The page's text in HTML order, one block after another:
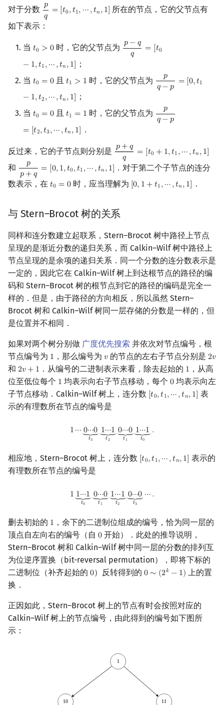
对于分数 𝑝
𝑞 = [𝑡0,𝑡1, ⋯,𝑡𝑛,1]
pq =[ t0,t1,⋯,t n,1]
所在的节点，它的父节点有
如下表示：
当 𝑡0 > 0
t0 >0 时，它的父节点为 𝑝−𝑞
𝑞
= [𝑡0
− 1,𝑡1,⋯,𝑡𝑛,1]
p−qq= [t0−1
；
当 𝑡0 = 0
t0 =0 且𝑡1 > 1
t1 >1 时，它的父节点为
𝑝
𝑞−𝑝 = [0,𝑡1
− 1,𝑡2,⋯,𝑡𝑛,1]
pq−p= [0 t1−1,
；
当 𝑡0 = 0
t0 =0 且𝑡1 = 1
t1 =1 时，它的父节点为
𝑝
𝑞−𝑝
= [𝑡2,𝑡3,⋯,𝑡𝑛,1]
pq−p=
．
反过来，它的子节点则分别是 𝑝+𝑞
𝑞
= [𝑡0 + 1,𝑡1,⋯,𝑡𝑛,1]
p+qq= [t0+1 t1 ⋯,tn ,1]
和
𝑝
𝑝+𝑞 = [0,1,𝑡0,𝑡1,⋯,𝑡𝑛,1]
pp+q= [0 1,t0,t1,⋯,t n,1 ]
．对于第二个子节点的连分
数表示，在 𝑡0 = 0
t0 =0 时，应当理解为 [0, 1 +𝑡1,⋯,𝑡𝑛,1]
[0, 1+ t1 ,⋯ ,tn,1] ．
与 Stern–Brocot 树的关系
同样和连分数建立起联系，Stern–Brocot 树中路径上节点
呈现的是渐近分数的递归关系，而 Calkin–Wilf 树中路径上
节点呈现的是余项的递归关系．同一个分数的连分数表示是
一定的，因此它在 Calkin–Wilf 树上到达根节点的路径的编
码和 Stern–Brocot 树的根节点到它的路径的编码是完全一
样的．但是，由于路径的方向相反，所以虽然 Stern–
Brocot 树和 Calkin–Wilf 树同一层存储的分数是一样的，但
是位置并不相同．
如果对两个树分别做 广度优先搜索 并依次对节点编号，根
节点编号为 1
1 ，那么编号为 𝑣
v的节点的左右子节点分别是 2𝑣
2v
和 2𝑣+ 1
2v +1 ．从编号的二进制表示来看，除去起始的 1
1 ，从高
位至低位每个 1
1 均表示向右子节点移动，每个 0
0 均表示向左
子节点移动．Calkin–Wilf 树上，连分数 [𝑡0,𝑡1,⋯,𝑡𝑛,1]
[t0,t1, ⋯ ,tn,1 ]
表
示的有理数所在节点的编号是
1⋯ 0⋯0
⏟
𝑡3
1⋯1
⏟
𝑡2
0⋯0
⏟
𝑡1
1⋯1
⏟
𝑡0
.
⋯ 0⏟ t31⋯ 1 ⏟t2 0⋯0 ⏟ t11
相应地，Stern–Brocot 树上，连分数 [𝑡0,𝑡1,⋯,𝑡𝑛,1]
[t0,t1, ⋯ ,tn,1 ]
表示的
有理数所在节点的编号是
1 1⋯1
⏟
𝑡0
0⋯0
⏟
𝑡1
1⋯1
⏟
𝑡2
0⋯0
⏟
𝑡3
⋯.
⏟ 0 0⋯ 0⏟t1 1⋯1 ⏟t20⋯0
删去初始的 1
1 ，余下的二进制位组成的编号，恰为同一层的
顶点自左向右的编号（自 0
0 开始）．此处的推导说明，
Stern–Brocot 树和 Calkin–Wilf 树中同一层的分数的排列互
为位逆序置换（bit-reversal permutation），即将下标的
二进制位（补齐起始的 0
0）反转得到的 0 ∼ (2𝑘 − 1)
0 ∼( 2k−1)
上的置
换．
正因如此，Stern–Brocot 树上的节点有时会按照对应的
Calkin–Wilf 树上的节点编号，由此得到的编号如下图所
示：